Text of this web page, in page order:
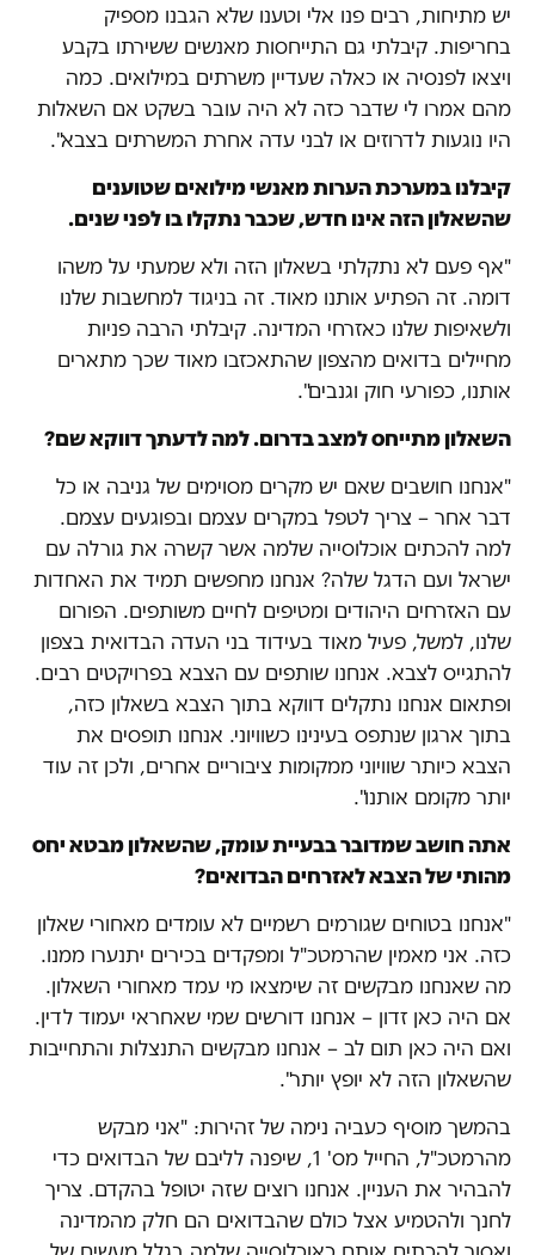
יש מתיחות, רבים פנו אלי וטענו שלא הגבנו מספיק
בחריפות. קיבלתי גם התייחסות מאנשים ששירתו בקבע
ויצאו לפנסיה או כאלה שעדיין משרתים במילואים. כמה
מהם אמרו לי שדבר כזה לא היה עובר בשקט אם השאלות
היו נוגעות לדרוזים או לבני עדה אחרת המשרתים בצבא".
קיבלנו במערכת הערות מאנשי מילואים שטוענים
שהשאלון הזה אינו חדש, שכבר נתקלו בו לפני שנים.
"אף פעם לא נתקלתי בשאלון הזה ולא שמעתי על משהו
דומה. זה הפתיע אותנו מאוד. זה בניגוד למחשבות שלנו
ולשאיפות שלנו כאזרחי המדינה. קיבלתי הרבה פניות
מחיילים בדואים מהצפון שהתאכזבו מאוד שכך מתארים
אותנו, כפורעי חוק וגנבים".
השאלון מתייחס למצב בדרום. למה לדעתך דווקא שם?
"אנחנו חושבים שאם יש מקרים מסוימים של גניבה או כל
דבר אחר – צריך לטפל במקרים עצמם ובפוגעים עצמם.
למה להכתים אוכלוסייה שלמה אשר קשרה את גורלה עם
ישראל ועם הדגל שלה? אנחנו מחפשים תמיד את האחדות
עם האזרחים היהודים ומטיפים לחיים משותפים. הפורום
שלנו, למשל, פעיל מאוד בעידוד בני העדה הבדואית בצפון
להתגייס לצבא. אנחנו שותפים עם הצבא בפרויקטים רבים.
ופתאום אנחנו נתקלים דווקא בתוך הצבא בשאלון כזה,
בתוך ארגון שנתפס בעינינו כשוויוני. אנחנו תופסים את
הצבא כיותר שוויוני ממקומות ציבוריים אחרים, ולכן זה עוד
יותר מקומם אותנו".
אתה חושב שמדובר בבעיית עומק, שהשאלון מבטא יחס
מהותי של הצבא לאזרחים הבדואים?
"אנחנו בטוחים שגורמים רשמיים לא עומדים מאחורי שאלון
כזה. אני מאמין שהרמטכ"ל ומפקדים בכירים יתנערו ממנו.
מה שאנחנו מבקשים זה שימצאו מי עמד מאחורי השאלון.
אם היה כאן זדון – אנחנו דורשים שמי שאחראי יעמוד לדין.
ואם היה כאן תום לב – אנחנו מבקשים התנצלות והתחייבות
שהשאלון הזה לא יופץ יותר".
בהמשך מוסיף כעביה נימה של זהירות: "אני מבקש
מהרמטכ"ל, החייל מס' 1, שיפנה לליבם של הבדואים כדי
להבהיר את העניין. אנחנו רוצים שזה יטופל בהקדם. צריך
לחנך ולהטמיע אצל כולם שהבדואים הם חלק מהמדינה